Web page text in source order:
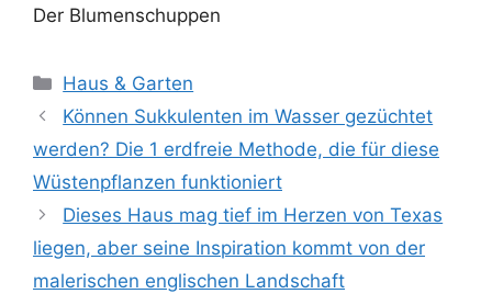
Der Blumenschuppen
Kategorien
Haus & Garten
Können Sukkulenten im Wasser gezüchtet
werden? Die 1 erdfreie Methode, die für diese
Wüstenpflanzen funktioniert
Dieses Haus mag tief im Herzen von Texas
liegen, aber seine Inspiration kommt von der
malerischen englischen Landschaft